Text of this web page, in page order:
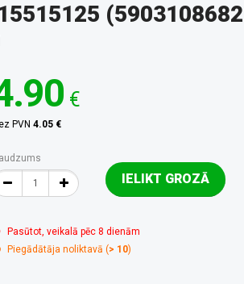
€
PVN 4.05 €
IELIKT GROZĀ
Pasūtot, veikalā pēc 8 dienām
Piegādātāja noliktavā (> 10)